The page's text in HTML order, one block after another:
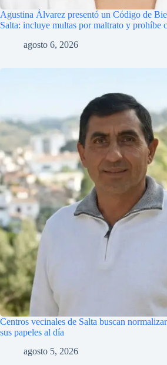
Agustina Álvarez presentó un Código de
Salta: incluye multas por maltrato y prohíbe
agosto 6, 2026
Centros vecinales de Salta buscan
sus papeles al día
agosto 5, 2026